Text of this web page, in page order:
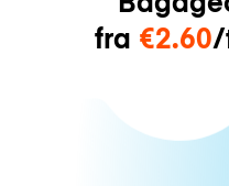
fra €2.60/